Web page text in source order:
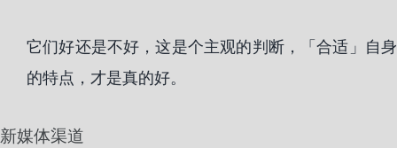
它们好还是不好，这是个主观的判断，「合适」自身
的特点，才是真的好。
新媒体渠道